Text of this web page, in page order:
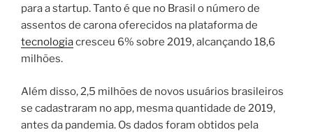
para a startup. Tanto é que no Brasil o número de
assentos de carona oferecidos na plataforma de
tecnologiacresceu 6% sobre 2019, alcançando 18,6
milhões.
Além disso, 2,5 milhões de novos usuários brasileiros
se cadastraram no app, mesma quantidade de 2019,
antes da pandemia. Os dados foram obtidos pela